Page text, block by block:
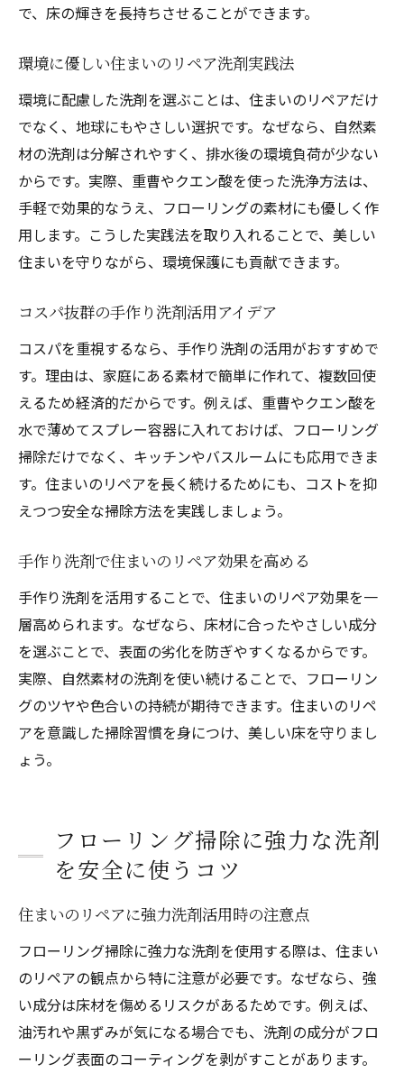
で、床の輝きを長持ちさせることができます。
環境に優しい住まいのリペア洗剤実践法
環境に配慮した洗剤を選ぶことは、住まいのリペアだけ
でなく、地球にもやさしい選択です。なぜなら、自然素
材の洗剤は分解されやすく、排水後の環境負荷が少ない
からです。実際、重曹やクエン酸を使った洗浄方法は、
手軽で効果的なうえ、フローリングの素材にも優しく作
用します。こうした実践法を取り入れることで、美しい
住まいを守りながら、環境保護にも貢献できます。
コスパ抜群の手作り洗剤活用アイデア
コスパを重視するなら、手作り洗剤の活用がおすすめで
す。理由は、家庭にある素材で簡単に作れて、複数回使
えるため経済的だからです。例えば、重曹やクエン酸を
水で薄めてスプレー容器に入れておけば、フローリング
掃除だけでなく、キッチンやバスルームにも応用できま
す。住まいのリペアを長く続けるためにも、コストを抑
えつつ安全な掃除方法を実践しましょう。
手作り洗剤で住まいのリペア効果を高める
手作り洗剤を活用することで、住まいのリペア効果を一
層高められます。なぜなら、床材に合ったやさしい成分
を選ぶことで、表面の劣化を防ぎやすくなるからです。
実際、自然素材の洗剤を使い続けることで、フローリン
グのツヤや色合いの持続が期待できます。住まいのリペ
アを意識した掃除習慣を身につけ、美しい床を守りまし
ょう。
フローリング掃除に強力な洗剤
を安全に使うコツ
住まいのリペアに強力洗剤活用時の注意点
フローリング掃除に強力な洗剤を使用する際は、住まい
のリペアの観点から特に注意が必要です。なぜなら、強
い成分は床材を傷めるリスクがあるためです。例えば、
油汚れや黒ずみが気になる場合でも、洗剤の成分がフロ
ーリング表面のコーティングを剥がすことがあります。